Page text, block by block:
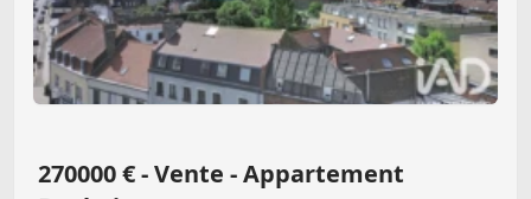
270000 € - Vente - Appartement